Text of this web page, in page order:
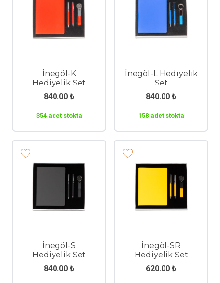
İnegöl-K
Hediyelik Set
840.00 ₺
354 adet stokta
İnegöl-L Hediyelik
Set
840.00 ₺
158 adet stokta
İnegöl-S
Hediyelik Set
840.00 ₺
İnegöl-SR
Hediyelik Set
620.00 ₺